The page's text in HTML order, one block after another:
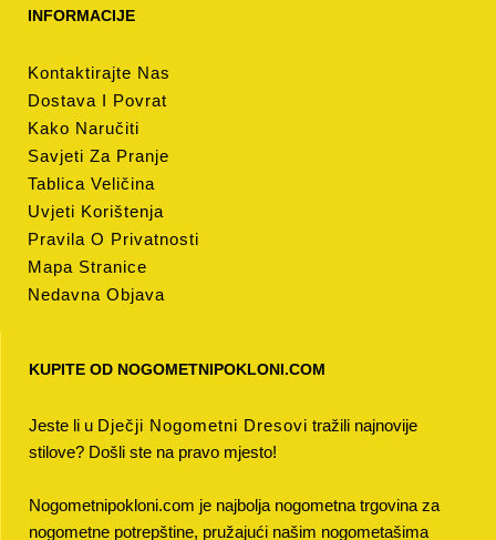
INFORMACIJE
Kontaktirajte Nas
Dostava I Povrat
Kako Naručiti
Savjeti Za Pranje
Tablica Veličina
Uvjeti Korištenja
Pravila O Privatnosti
Mapa Stranice
Nedavna Objava
KUPITE OD NOGOMETNIPOKLONI.COM
Jeste li u Dječji Nogometni Dresovi tražili najnovije
stilove? Došli ste na pravo mjesto!
Nogometnipokloni.com je najbolja nogometna trgovina za
nogometne potrepštine, pružajući našim nogometašima